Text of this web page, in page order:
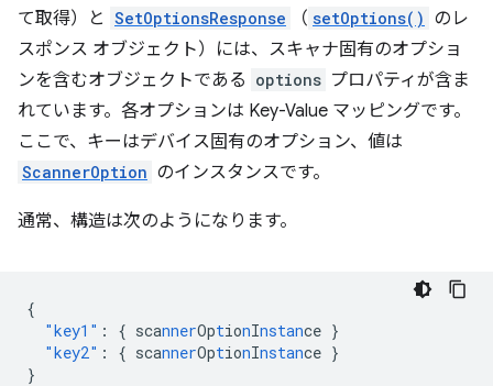
て取得）と SetOptionsResponse （ setOptions() のレ
スポンス オブジェクト）には、スキャナ固有のオプショ
ンを含むオブジェクトである options プロパティが含ま
れています。各オプションは Key-Value マッピングです。
ここで、キーはデバイス固有のオプション、値は
ScannerOption のインスタンスです。
通常、構造は次のようになります。
{
"key1" : { scannerOptionInstance }
"key2" : { scannerOptionInstance }
}